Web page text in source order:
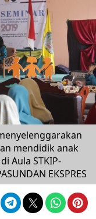
mendidik anak
Aula STKIP-
EKSPRES